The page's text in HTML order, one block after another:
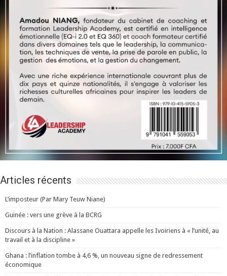
Articles récents
L’imposteur (Par Mary Teuw Niane)
Guinée : vers une grève à la BCRG
Discours à la Nation : Alassane Ouattara appelle les Ivoiriens à « l’unité, au
travail et à la discipline »
Ghana : l’inflation tombe à 4,6 %, un nouveau signe de redressement
économique